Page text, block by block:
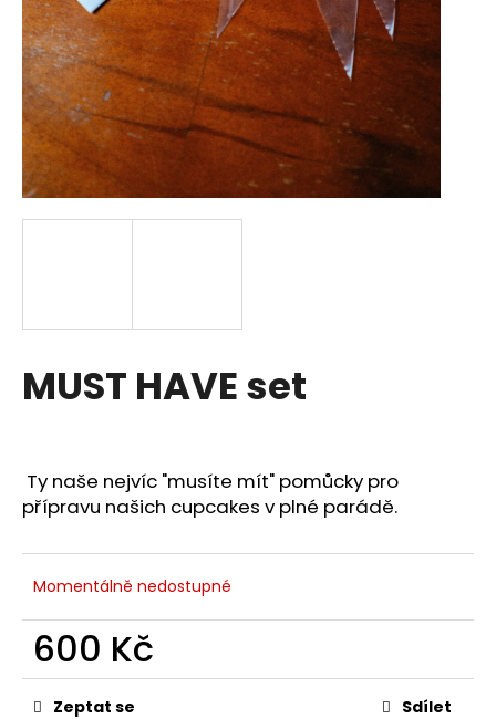
MUST HAVE set
Ty naše nejvíc "musíte mít" pomůcky pro
přípravu našich cupcakes v plné parádě.
Momentálně nedostupné
600 Kč
Měrná
cena:Zeptat se Sdílet
a
j
í
t
?
o
p
u
č
u
j
m
e